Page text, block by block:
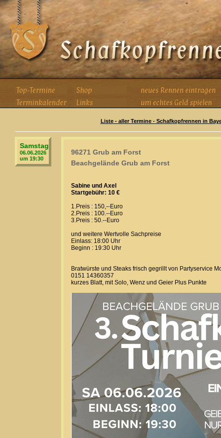
Liste - aller Termine - Schafkopfrennen in
Samstag
06.06.2026
um 19:30
96271 Grub am Forst
Beachgelände Grub am Forst
Sabine und Axel
Startgebühr: 10 €
1.Preis : 150,--Euro
2.Preis : 100.--Euro
3.Preis : 50.--Euro
und weitere Wertvolle Sachpreise
Einlass: 18:00 Uhr
Beginn : 19:30 Uhr
Bratwürste und Steaks frisch gegrillt von Partyservice
0151 14360357
kurzes Blatt, mit Solo, Wenz und Geier Plus Punkte